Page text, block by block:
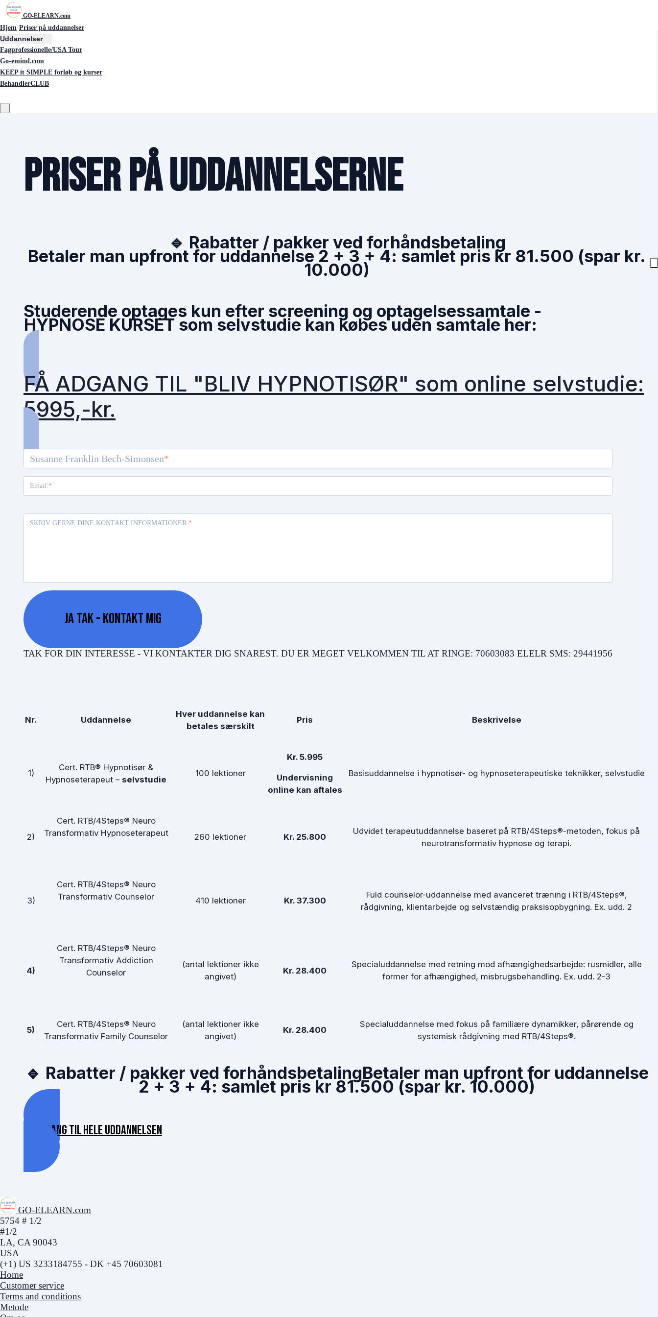
GO-ELEARN.com
Hjem Priser på uddannelser
Uddannelser
Fagprofessionelle/USA Tour
Go-emind.com
KEEP it SIMPLE forløb og kurser
BehandlerCLUB
Priser på uddannelserne
🔹 Rabatter / pakker ved forhåndsbetaling
Betaler man upfront for uddannelse 2 + 3 + 4: samlet pris kr 81.500 (spar kr.
10.000)
Studerende optages kun efter screening og optagelsessamtale -
HYPNOSE KURSET som selvstudie kan købes uden samtale her:
FÅ ADGANG TIL "BLIV HYPNOTISØR" som online selvstudie:
5995,-kr.
Susanne Franklin Bech-Simonsen
Email:
SKRIV GERNE DINE KONTAKT INFORMATIONER.
JA TAK - KONTAKT MIG
TAK FOR DIN INTERESSE - VI KONTAKTER DIG SNAREST. DU ER MEGET VELKOMMEN TIL AT RINGE: 70603083 ELELR SMS: 29441956
Nr. Uddannelse
Hver uddannelse kan
betales særskilt
Pris Beskrivelse
1)
Cert. RTB® Hypnotisør &
Hypnoseterapeut – selvstudie
100 lektioner
Kr. 5.995
Undervisning
online kan aftales
Basisuddannelse i hypnotisør- og hypnoseterapeutiske teknikker, selvstudie
2)
Cert. RTB/4Steps® Neuro
Transformativ Hypnoseterapeut
260 lektioner Kr. 25.800
Udvidet terapeutuddannelse baseret på RTB/4Steps®-metoden, fokus på
neurotransformativ hypnose og terapi.
3)
Cert. RTB/4Steps® Neuro
Transformativ Counselor
410 lektioner Kr. 37.300
Fuld counselor-uddannelse med avanceret træning i RTB/4Steps®,
rådgivning, klientarbejde og selvstændig praksisopbygning. Ex. udd. 2
4)
Cert. RTB/4Steps® Neuro
Transformativ Addiction
Counselor
(antal lektioner ikke
angivet)
Kr. 28.400
Specialuddannelse med retning mod afhængighedsarbejde: rusmidler, alle
former for afhængighed, misbrugsbehandling. Ex. udd. 2-3
5)
Cert. RTB/4Steps® Neuro
Transformativ Family Counselor
(antal lektioner ikke
angivet)
Kr. 28.400
Specialuddannelse med fokus på familiære dynamikker, pårørende og
systemisk rådgivning med RTB/4Steps®.
🔹 Rabatter / pakker ved forhåndsbetalingBetaler man upfront for uddannelse
2 + 3 + 4: samlet pris kr 81.500 (spar kr. 10.000)
FÅ ADGANG til hele uddannelsen
GO-ELEARN.com
5754 # 1/2
#1/2
LA, CA 90043
USA
(+1) US 3233184755 - DK +45 70603081
Home
Customer service
Terms and conditions
Metode